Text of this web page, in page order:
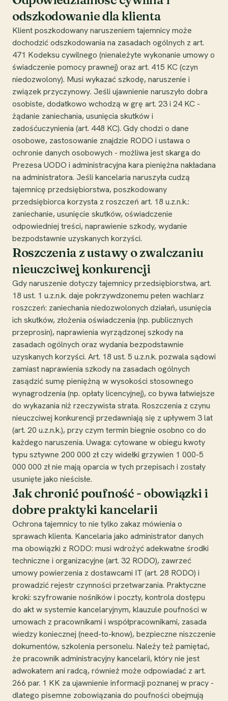
odszkodowanie dla klienta
Klient poszkodowany naruszeniem tajemnicy może
dochodzić odszkodowania na zasadach ogólnych z art.
471 Kodeksu cywilnego (nienależyte wykonanie umowy o
świadczenie pomocy prawnej) oraz art. 415 KC (czyn
niedozwolony). Musi wykazać szkodę, naruszenie i
związek przyczynowy. Jeśli ujawnienie naruszyło dobra
osobiste, dodatkowo wchodzą w grę art. 23 i 24 KC -
żądanie zaniechania, usunięcia skutków i
zadośćuczynienia (art. 448 KC). Gdy chodzi o dane
osobowe, zastosowanie znajdzie RODO i ustawa o
ochronie danych osobowych - możliwa jest skarga do
Prezesa UODO i administracyjna kara pieniężna nakładana
na administratora. Jeśli kancelaria naruszyła cudzą
tajemnicę przedsiębiorstwa, poszkodowany
przedsiębiorca korzysta z roszczeń art. 18 u.z.n.k.:
zaniechanie, usunięcie skutków, oświadczenie
odpowiedniej treści, naprawienie szkody, wydanie
bezpodstawnie uzyskanych korzyści.
Roszczenia z ustawy o zwalczaniu
nieuczciwej konkurencji
Gdy naruszenie dotyczy tajemnicy przedsiębiorstwa, art.
18 ust. 1 u.z.n.k. daje pokrzywdzonemu pełen wachlarz
roszczeń: zaniechania niedozwolonych działań, usunięcia
ich skutków, złożenia oświadczenia (np. publicznych
przeprosin), naprawienia wyrządzonej szkody na
zasadach ogólnych oraz wydania bezpodstawnie
uzyskanych korzyści. Art. 18 ust. 5 u.z.n.k. pozwala sądowi
zamiast naprawienia szkody na zasadach ogólnych
zasądzić sumę pieniężną w wysokości stosownego
wynagrodzenia (np. opłaty licencyjnej), co bywa łatwiejsze
do wykazania niż rzeczywista strata. Roszczenia z czynu
nieuczciwej konkurencji przedawniają się z upływem 3 lat
(art. 20 u.z.n.k.), przy czym termin biegnie osobno co do
każdego naruszenia. Uwaga: cytowane w obiegu kwoty
typu sztywne 200 000 zł czy widełki grzywien 1 000-5
000 000 zł nie mają oparcia w tych przepisach i zostały
usunięte jako nieścisłe.
Jak chronić poufność - obowiązki i
dobre praktyki kancelarii
Ochrona tajemnicy to nie tylko zakaz mówienia o
sprawach klienta. Kancelaria jako administrator danych
ma obowiązki z RODO: musi wdrożyć adekwatne środki
techniczne i organizacyjne (art. 32 RODO), zawrzeć
umowy powierzenia z dostawcami IT (art. 28 RODO) i
prowadzić rejestr czynności przetwarzania. Praktyczne
kroki: szyfrowanie nośników i poczty, kontrola dostępu
do akt w systemie kancelaryjnym, klauzule poufności w
umowach z pracownikami i współpracownikami, zasada
wiedzy koniecznej (need-to-know), bezpieczne niszczenie
dokumentów, szkolenia personelu. Należy też pamiętać,
że pracownik administracyjny kancelarii, który nie jest
adwokatem ani radcą, również może odpowiadać z art.
266 par. 1 KK za ujawnienie informacji poznanej w pracy -
dlatego pisemne zobowiązania do poufności obejmują